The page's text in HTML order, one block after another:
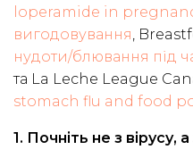
loperamide in
вигодовування,
нудоти/блювання під
та La Leche League
stomach flu and food
1. Почніть не з вірусу,